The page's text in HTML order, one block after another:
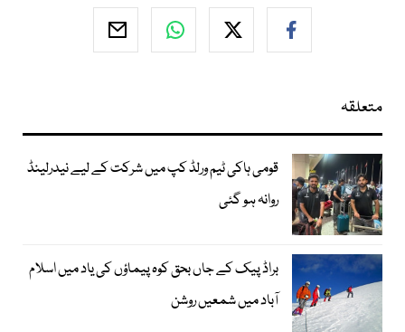
متعلقہ
قومی ہاکی ٹیم ورلڈ کپ میں شرکت کے لیے نیدرلینڈ
روانہ ہو گئی
براڈ پیک کے جاں بحق کوہ پیماؤں کی یاد میں اسلام
آباد میں شمعیں روشن